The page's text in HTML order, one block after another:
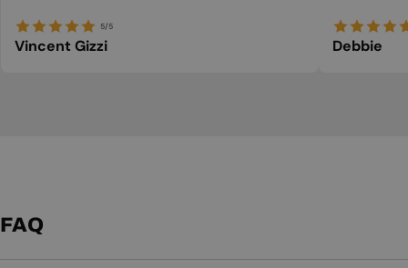
5/5
Vincent Gizzi Debbie
FAQ